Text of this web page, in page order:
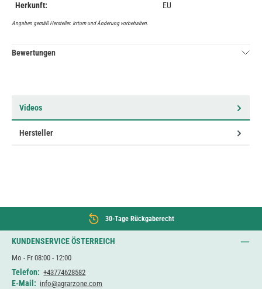
Herkunft:
EU
Angaben gemäß Hersteller. Irrtum und Änderung vorbehalten.
Bewertungen
Videos
Hersteller
30-Tage Rückgaberecht
KUNDENSERVICE ÖSTERREICH
Mo - Fr 08:00 - 12:00
Telefon: +43774628582
E-Mail: info@agrarzone.com